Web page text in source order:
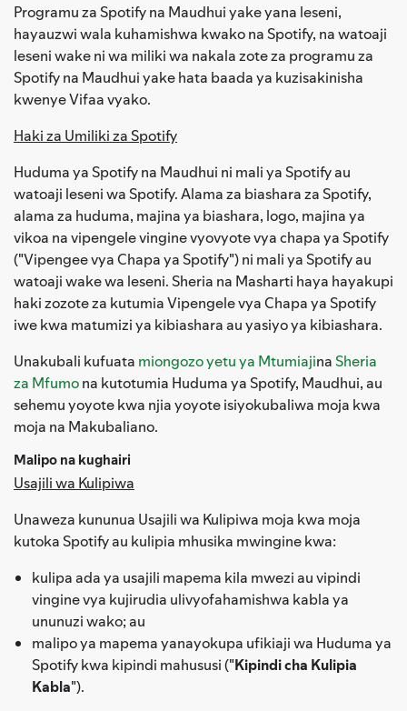
Programu za Spotify na Maudhui yake yana leseni,
hayauzwi wala kuhamishwa kwako na Spotify, na watoaji
leseni wake ni wa miliki wa nakala zote za programu za
Spotify na Maudhui yake hata baada ya kuzisakinisha
kwenye Vifaa vyako.
Haki za Umiliki za Spotify
Huduma ya Spotify na Maudhui ni mali ya Spotify au
watoaji leseni wa Spotify. Alama za biashara za Spotify,
alama za huduma, majina ya biashara, logo, majina ya
vikoa na vipengele vingine vyovyote vya chapa ya Spotify
("Vipengee vya Chapa ya Spotify") ni mali ya Spotify au
watoaji wake wa leseni. Sheria na Masharti haya hayakupi
haki zozote za kutumia Vipengele vya Chapa ya Spotify
iwe kwa matumizi ya kibiashara au yasiyo ya kibiashara.
Unakubali kufuata miongozo yetu ya Mtumiajina Sheria
za Mfumona kutotumia Huduma ya Spotify, Maudhui, au
sehemu yoyote kwa njia yoyote isiyokubaliwa moja kwa
moja na Makubaliano.
Malipo na kughairi
Usajili wa Kulipiwa
Unaweza kununua Usajili wa Kulipiwa moja kwa moja
kutoka Spotify au kulipia mhusika mwingine kwa:
kulipa ada ya usajili mapema kila mwezi au vipindi
vingine vya kujirudia ulivyofahamishwa kabla ya
ununuzi wako; au
malipo ya mapema yanayokupa ufikiaji wa Huduma ya
Spotify kwa kipindi mahususi ("Kipindi cha Kulipia
Kabla").